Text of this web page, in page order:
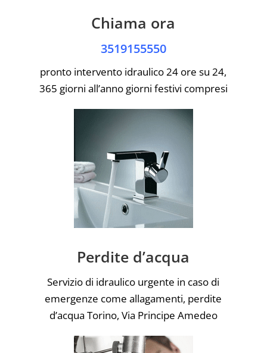
Chiama ora
3519155550
pronto intervento idraulico 24 ore su 24,
365 giorni all’anno giorni festivi compresi
Perdite d’acqua
Servizio di idraulico urgente in caso di
emergenze come allagamenti, perdite
d’acqua Torino, Via Principe Amedeo